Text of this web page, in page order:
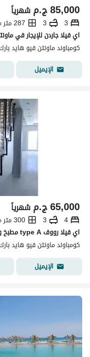
ج.م85,000 شهرياً
3
3
287 متر مربع
الإيميل
ج.م65,000 شهرياً
4
3
300 متر مربع
الإيميل